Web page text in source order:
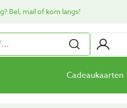
Bel, mail of kom langs!
Cadeaukaarten